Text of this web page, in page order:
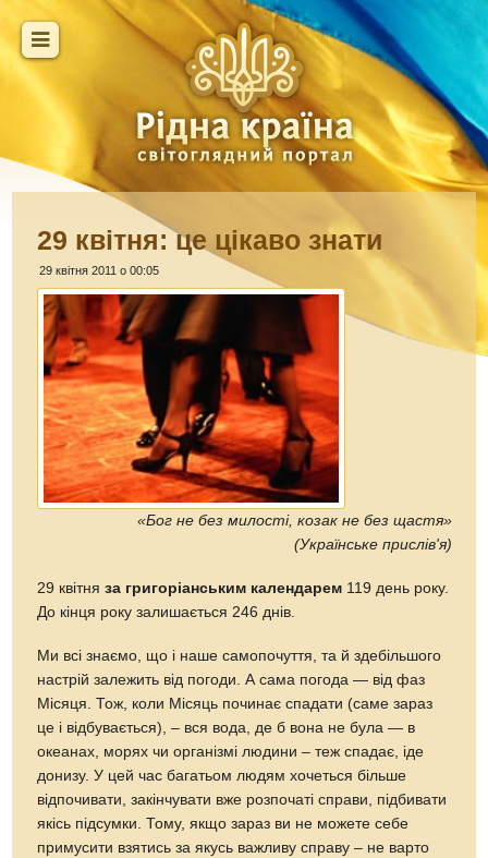
29 квітня: це цікаво знати
29 квітня 2011 о 00:05
«Бог не без милості, козак не без щастя»
(Українське прислів'я)
29 квітняза григоріанським календарем 119 день року.
До кінця року залишається 246 днів.
Ми всі знаємо, що і наше самопочуття, та й здебільшого
настрій залежить від погоди. А сама погода — від фаз
Місяця. Тож, коли Місяць починає спадати (саме зараз
це і відбувається), – вся вода, де б вона не була — в
океанах, морях чи організмі людини – теж спадає, іде
донизу. У цей час багатьом людям хочеться більше
відпочивати, закінчувати вже розпочаті справи, підбивати
якісь підсумки. Тому, якщо зараз ви не можете себе
примусити взятись за якусь важливу справу – не варто